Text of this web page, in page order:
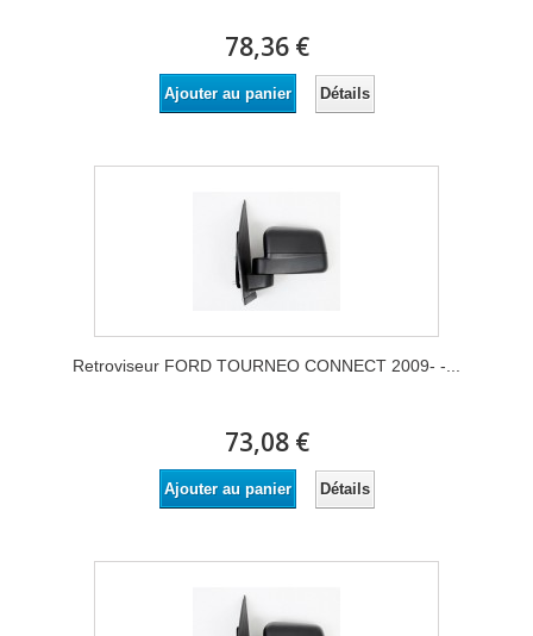
78,36 €
Ajouter au panier Détails
Retroviseur FORD TOURNEO CONNECT 2009- -...
73,08 €
Ajouter au panier Détails